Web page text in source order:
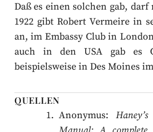
Daß es einen solchen gab,
1922 gibt Robert Vermeire in
an, im Embassy Club in
auch in den USA gab es
beispielsweise in Des Moines
QUELLEN
Anonymus: